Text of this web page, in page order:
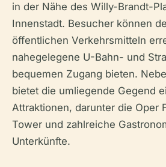
in der Nähe des Willy-Brandt-
Innenstadt. Besucher können
öffentlichen Verkehrsmitteln
nahegelegene U-Bahn- und
bequemen Zugang bieten.
bietet die umliegende Gegend
Attraktionen, darunter die Oper
Tower und zahlreiche
Unterkünfte.